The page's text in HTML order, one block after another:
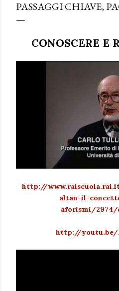
PASSAGGI CHIAVE,
CONOSCERE E
http://
altan-il-
aforismi/2974/
http://youtu.be/